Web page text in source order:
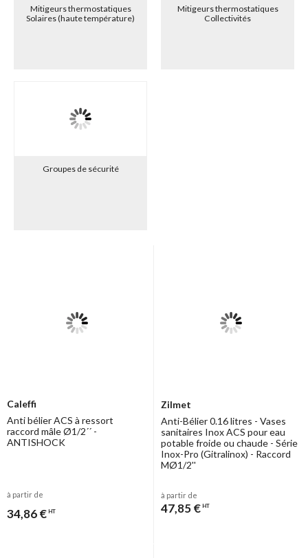
Mitigeurs thermostatiques
Solaires (haute température)
Mitigeurs thermostatiques
Collectivités
Groupes de sécurité
Caleffi
Anti bélier ACS à ressort
raccord mâle Ø1/2´´ -
ANTISHOCK
à partir de
34,86 € HT
Zilmet
Anti-Bélier 0.16 litres - Vases
sanitaires Inox ACS pour eau
potable froide ou chaude - Série
Inox-Pro (Gitralinox) - Raccord
MØ1/2''
à partir de
47,85 € HT